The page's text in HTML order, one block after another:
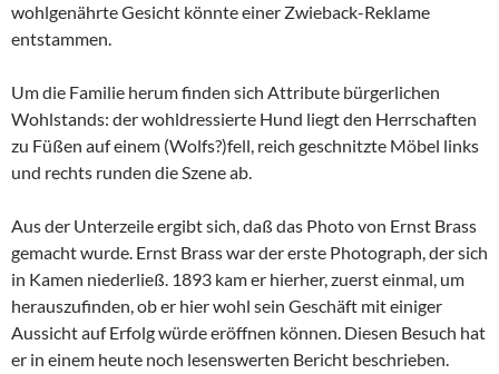
wohlgenährte Gesicht könnte einer Zwieback-Reklame
entstammen.
Um die Familie herum finden sich Attribute bürgerlichen
Wohlstands: der wohldressierte Hund liegt den Herrschaften
zu Füßen auf einem (Wolfs?)fell, reich geschnitzte Möbel links
und rechts runden die Szene ab.
Aus der Unterzeile ergibt sich, daß das Photo von Ernst Brass
gemacht wurde. Ernst Brass war der erste Photograph, der sich
in Kamen niederließ. 1893 kam er hierher, zuerst einmal, um
herauszufinden, ob er hier wohl sein Geschäft mit einiger
Aussicht auf Erfolg würde eröffnen können. Diesen Besuch hat
er in einem heute noch lesenswerten Bericht beschrieben.